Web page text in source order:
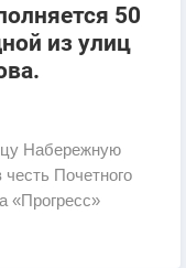
50
из улиц
Набережную
Почетного
«Прогресс»